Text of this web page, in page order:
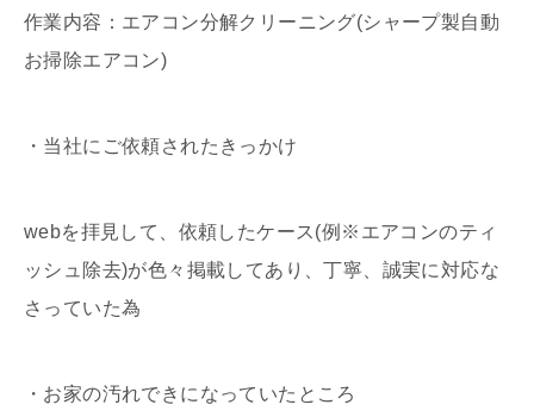
作業内容：エアコン分解クリーニング(シャープ製自動
お掃除エアコン)
・当社にご依頼されたきっかけ
webを拝見して、依頼したケース(例※エアコンのティ
ッシュ除去)が色々掲載してあり、丁寧、誠実に対応な
さっていた為
・お家の汚れできになっていたところ